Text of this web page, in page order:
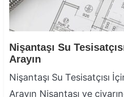
Nişantaşı Su
Arayın
Nişantaşı Su Tesisatçısı
Arayın Nişantaşı ve